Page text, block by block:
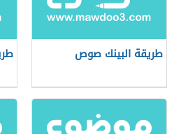
طريقة البينك صوص